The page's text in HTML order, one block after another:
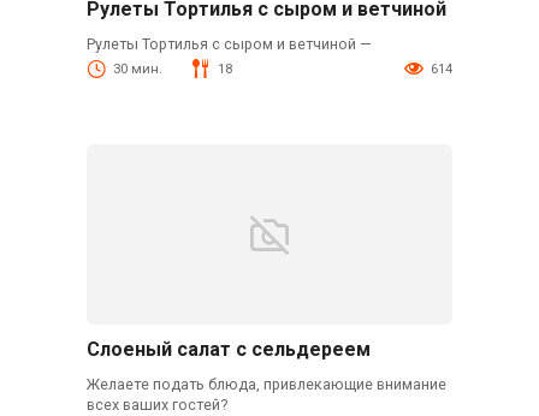
Рулеты Тортилья с сыром и ветчиной
Рулеты Тортилья с сыром и ветчиной —
30 мин. 18 614
Слоеный салат с сельдереем
Желаете подать блюда, привлекающие внимание
всех ваших гостей?